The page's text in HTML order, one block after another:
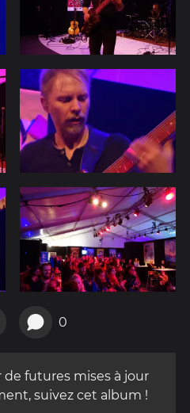
0
de futures mises à jour
suivez cet album !